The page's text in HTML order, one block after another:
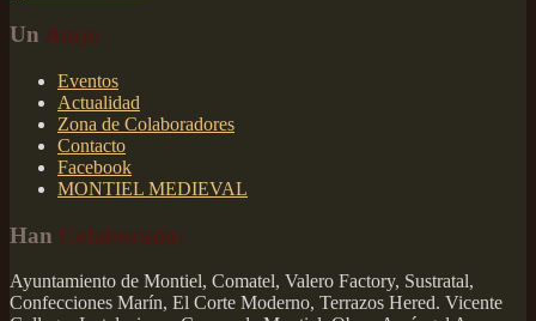
Un Atajo
Eventos
Actualidad
Zona de Colaboradores
Contacto
Facebook
MONTIEL MEDIEVAL
Han Colaborado:
Ayuntamiento de Montiel, Comatel, Valero Factory, Sustratal,
Confecciones Marín, El Corte Moderno, Terrazos Hered. Vicente